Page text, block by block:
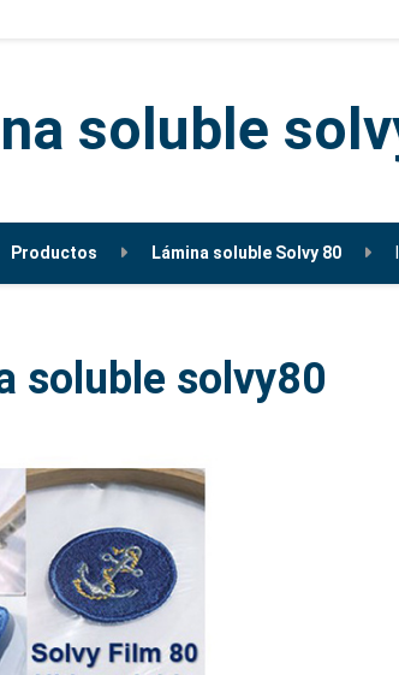
soluble
Productos Lámina soluble Solvy 80
soluble solvy80